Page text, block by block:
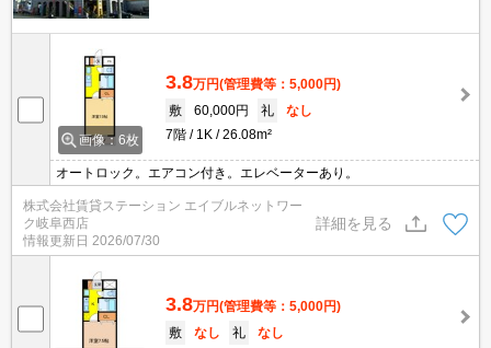
画像：6枚
3.8万円(管理費等：5,000円)
敷
60,000円 礼
なし
7階
1K 26.08m²
オートロック。エアコン付き。エレベーターあり。
株式会社賃貸ステーション エイブルネットワー
ク岐阜西店
情報更新日 2026/07/30
詳細を見る
3.8万円(管理費等：5,000円)
敷
なし 礼
なし